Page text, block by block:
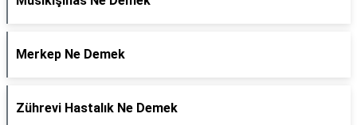
Merkep Ne Demek
Zührevi Hastalık Ne Demek